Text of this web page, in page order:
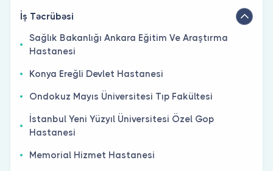
İş Təcrübəsi
Sağlık Bakanlığı Ankara Eğitim Ve Araştırma
Hastanesi
Konya Ereğli Devlet Hastanesi
Ondokuz Mayıs Üniversitesi Tıp Fakültesi
İstanbul Yeni Yüzyıl Üniversitesi Özel Gop
Hastanesi
Memorial Hizmet Hastanesi